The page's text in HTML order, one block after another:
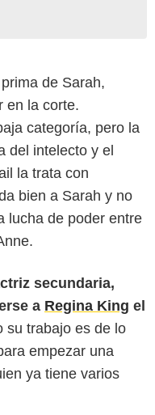
de Sarah,
en la corte.
categoría, pero la
del intelecto y el
la trata con
bien a Sarah y no
lucha de poder entre
secundaria,
a Regina King el
su trabajo es de lo
empezar una
ya tiene varios